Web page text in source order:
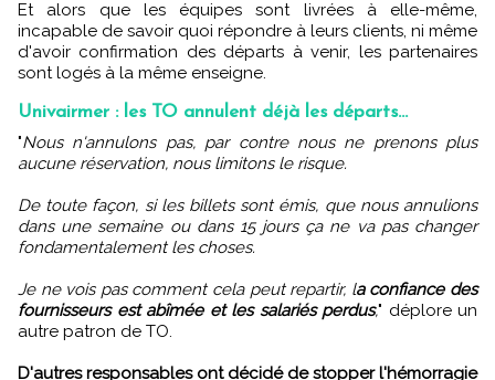
Et alors que les équipes sont livrées à elle-même,
incapable de savoir quoi répondre à leurs clients, ni même
d'avoir confirmation des départs à venir, les partenaires
sont logés à la même enseigne.
Univairmer : les TO annulent déjà les départs...
"Nous n'annulons pas, par contre nous ne prenons plus
aucune réservation, nous limitons le risque.
De toute façon, si les billets sont émis, que nous annulions
dans une semaine ou dans 15 jours ça ne va pas changer
fondamentalement les choses.
Je ne vois pas comment cela peut repartir, la confiance des
fournisseurs est abîmée et les salariés perdus," déplore un
autre patron de TO.
D'autres responsables ont décidé de stopper l'hémorragie